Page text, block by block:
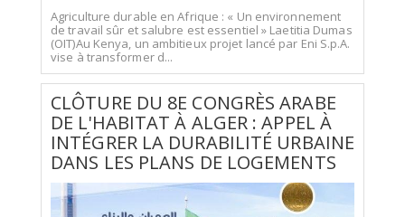
Agriculture durable en Afrique : « Un environnement
de travail sûr et salubre est essentiel » Laetitia Dumas
(OIT)Au Kenya, un ambitieux projet lancé par Eni S.p.A.
vise à transformer d...
CLÔTURE DU 8E CONGRÈS ARABE
DE L'HABITAT À ALGER : APPEL À
INTÉGRER LA DURABILITÉ URBAINE
DANS LES PLANS DE LOGEMENTS